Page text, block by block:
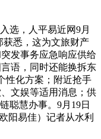
选，人平易近网9月
获悉，这为文旅财产
发事务应急响应供给
语，同时还能换拆东
性化方案；附近抢手
文娱等适用消息；供
聪慧办事。9月19日
阳易佳）记者从水利